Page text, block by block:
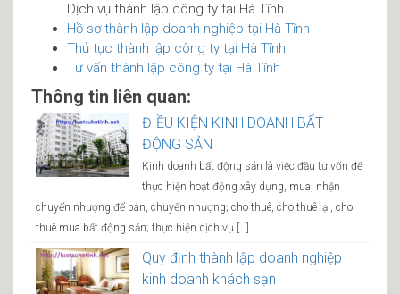
Dịch vụ thành lập công ty tại Hà Tĩnh
Hồ sơ thành lập doanh nghiệp tại Hà Tĩnh
Thủ tục thành lập công ty tại Hà Tĩnh
Tư vấn thành lập công ty tại Hà Tĩnh
Thông tin liên quan:
ĐIỀU KIỆN KINH DOANH BẤT
ĐỘNG SẢN
Kinh doanh bất động sản là việc đầu tư vốn để
thực hiện hoạt động xây dựng, mua, nhận
chuyển nhượng để bán, chuyển nhượng; cho thuê, cho thuê lại, cho
thuê mua bất động sản; thực hiện dịch vụ […]
Quy định thành lập doanh nghiệp
kinh doanh khách sạn